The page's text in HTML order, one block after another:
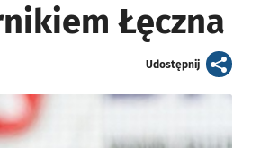
Łęczna
Udostępnijartykuł